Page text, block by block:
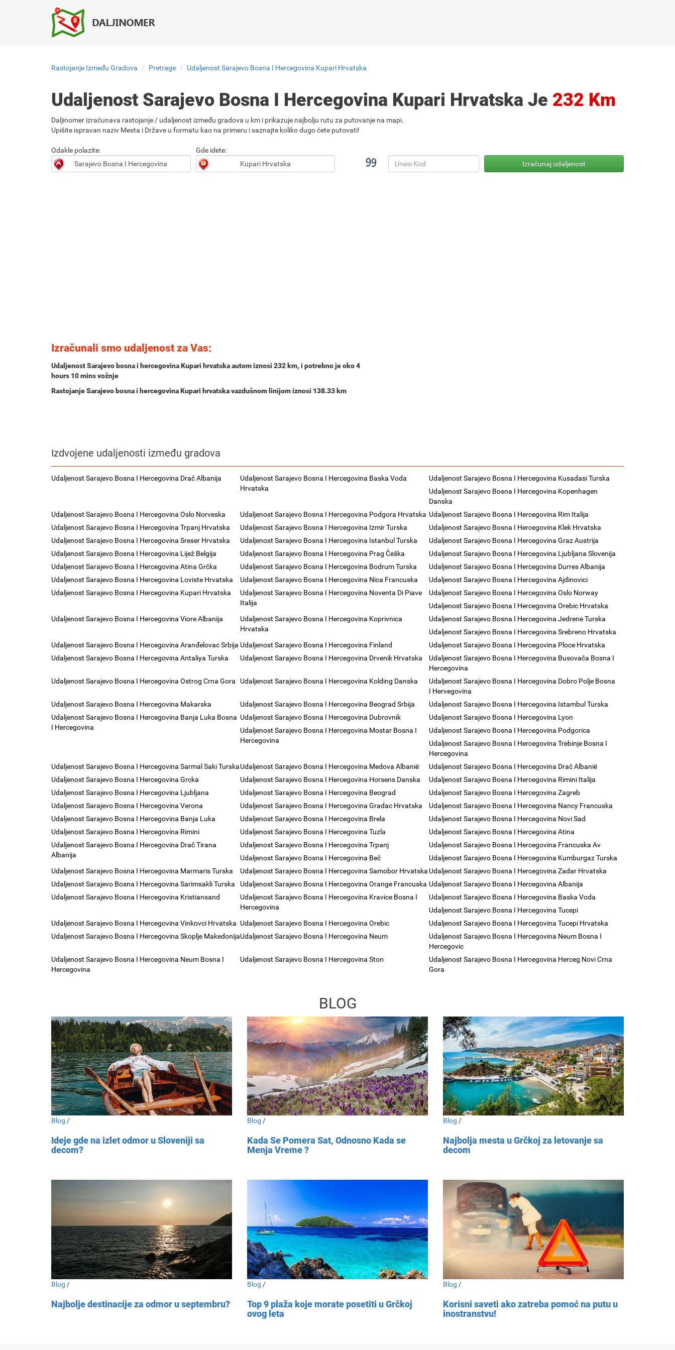
Rastojanje Između Gradova Pretrage Udaljenost Sarajevo Bosna I Hercegovina Kupari Hrvatska
Udaljenost Sarajevo Bosna I Hercegovina Kupari Hrvatska Je 232 Km
Daljinomer izračunava rastojanje / udaljenost između gradova u km i prikazuje najbolju rutu za putovanje na mapi.
Upišite ispravan naziv Mesta i Države u formatu kao na primeru i saznajte koliko dugo ćete putovati!
Odakle polazite: Gde idete:
Izračunali smo udaljenost za Vas:
Udaljenost Sarajevo bosna i hercegovina Kupari hrvatska autom iznosi 232 km, i potrebno je oko4
hours 10 minsvožnje
Rastojanje Sarajevo bosna i hercegovina Kupari hrvatska vazdušnom linijom iznosi 138.33 km
Izdvojene udaljenosti između gradova
Udaljenost Sarajevo Bosna I Hercegovina Drač Albanija
Udaljenost Sarajevo Bosna I Hercegovina Baska Voda
Hrvatska
Udaljenost Sarajevo Bosna I Hercegovina Kusadasi Turska
Udaljenost Sarajevo Bosna I Hercegovina Kopenhagen
Danska
Udaljenost Sarajevo Bosna I Hercegovina Oslo Norveska
Udaljenost Sarajevo Bosna I Hercegovina Podgora Hrvatska Udaljenost Sarajevo Bosna I Hercegovina Rim Italija
Udaljenost Sarajevo Bosna I Hercegovina Trpanj Hrvatska
Udaljenost Sarajevo Bosna I Hercegovina Izmir Turska
Udaljenost Sarajevo Bosna I Hercegovina Klek Hrvatska
Udaljenost Sarajevo Bosna I Hercegovina Sreser Hrvatska
Udaljenost Sarajevo Bosna I Hercegovina Istanbul Turska
Udaljenost Sarajevo Bosna I Hercegovina Graz Austrija
Udaljenost Sarajevo Bosna I Hercegovina Lijež Belgija
Udaljenost Sarajevo Bosna I Hercegovina Prag Češka
Udaljenost Sarajevo Bosna I Hercegovina Ljubljana Slovenija
Udaljenost Sarajevo Bosna I Hercegovina Atina Grčka
Udaljenost Sarajevo Bosna I Hercegovina Bodrum Turska
Udaljenost Sarajevo Bosna I Hercegovina Durres Albanija
Udaljenost Sarajevo Bosna I Hercegovina Loviste Hrvatska
Udaljenost Sarajevo Bosna I Hercegovina Nica Francuska
Udaljenost Sarajevo Bosna I Hercegovina Ajdinovici
Udaljenost Sarajevo Bosna I Hercegovina Kupari Hrvatska
Udaljenost Sarajevo Bosna I Hercegovina Noventa Di Piave
Italija
Udaljenost Sarajevo Bosna I Hercegovina Oslo Norway
Udaljenost Sarajevo Bosna I Hercegovina Orebic Hrvatska
Udaljenost Sarajevo Bosna I Hercegovina Viore Albanija
Udaljenost Sarajevo Bosna I Hercegovina Koprivnica
Hrvatska
Udaljenost Sarajevo Bosna I Hercegovina Jedrene Turska
Udaljenost Sarajevo Bosna I Hercegovina Srebreno Hrvatska
Udaljenost Sarajevo Bosna I Hercegovina Aranđelovac Srbija Udaljenost Sarajevo Bosna I Hercegovina Finland
Udaljenost Sarajevo Bosna I Hercegovina Ploce Hrvatska
Udaljenost Sarajevo Bosna I Hercegovina Antaliya Turska
Udaljenost Sarajevo Bosna I Hercegovina Drvenik Hrvatska
Udaljenost Sarajevo Bosna I Hercegovina Busovača Bosna I
Hercegovina
Udaljenost Sarajevo Bosna I Hercegovina Ostrog Crna Gora
Udaljenost Sarajevo Bosna I Hercegovina Kolding Danska
Udaljenost Sarajevo Bosna I Hercegovina Dobro Polje Bosna
I Hervegovina
Udaljenost Sarajevo Bosna I Hercegovina Makarska
Udaljenost Sarajevo Bosna I Hercegovina Beograd Srbija
Udaljenost Sarajevo Bosna I Hercegovina Istambul Turska
Udaljenost Sarajevo Bosna I Hercegovina Banja Luka Bosna
I Hercegovina
Udaljenost Sarajevo Bosna I Hercegovina Dubrovnik
Udaljenost Sarajevo Bosna I Hercegovina Lyon
Udaljenost Sarajevo Bosna I Hercegovina Mostar Bosna I
Hercegovina
Udaljenost Sarajevo Bosna I Hercegovina Podgorica
Udaljenost Sarajevo Bosna I Hercegovina Trebinje Bosna I
Hercegovina
Udaljenost Sarajevo Bosna I Hercegovina Sarmal Saki TurskaUdaljenost Sarajevo Bosna I Hercegovina Medova Albanië
Udaljenost Sarajevo Bosna I Hercegovina Drač Albanië
Udaljenost Sarajevo Bosna I Hercegovina Grcka
Udaljenost Sarajevo Bosna I Hercegovina Horsens Danska
Udaljenost Sarajevo Bosna I Hercegovina Rimini Italija
Udaljenost Sarajevo Bosna I Hercegovina Ljubljana
Udaljenost Sarajevo Bosna I Hercegovina Beograd
Udaljenost Sarajevo Bosna I Hercegovina Zagreb
Udaljenost Sarajevo Bosna I Hercegovina Verona
Udaljenost Sarajevo Bosna I Hercegovina Gradac Hrvatska
Udaljenost Sarajevo Bosna I Hercegovina Nancy Francuska
Udaljenost Sarajevo Bosna I Hercegovina Banja Luka
Udaljenost Sarajevo Bosna I Hercegovina Brela
Udaljenost Sarajevo Bosna I Hercegovina Novi Sad
Udaljenost Sarajevo Bosna I Hercegovina Rimini
Udaljenost Sarajevo Bosna I Hercegovina Tuzla
Udaljenost Sarajevo Bosna I Hercegovina Atina
Udaljenost Sarajevo Bosna I Hercegovina Drač Tirana
Albanija
Udaljenost Sarajevo Bosna I Hercegovina Trpanj
Udaljenost Sarajevo Bosna I Hercegovina Francuska Av
Udaljenost Sarajevo Bosna I Hercegovina Beč
Udaljenost Sarajevo Bosna I Hercegovina Kumburgaz Turska
Udaljenost Sarajevo Bosna I Hercegovina Marmaris Turska
Udaljenost Sarajevo Bosna I Hercegovina Samobor Hrvatska Udaljenost Sarajevo Bosna I Hercegovina Zadar Hrvatska
Udaljenost Sarajevo Bosna I Hercegovina Sarimsakli Turska
Udaljenost Sarajevo Bosna I Hercegovina Orange Francuska Udaljenost Sarajevo Bosna I Hercegovina Albanija
Udaljenost Sarajevo Bosna I Hercegovina Kristiansand
Udaljenost Sarajevo Bosna I Hercegovina Kravice Bosna I
Hercegovina
Udaljenost Sarajevo Bosna I Hercegovina Baska Voda
Udaljenost Sarajevo Bosna I Hercegovina Tucepi
Udaljenost Sarajevo Bosna I Hercegovina Vinkovci Hrvatska Udaljenost Sarajevo Bosna I Hercegovina Orebic
Udaljenost Sarajevo Bosna I Hercegovina Tucepi Hrvatska
Udaljenost Sarajevo Bosna I Hercegovina Skoplje MakedonijaUdaljenost Sarajevo Bosna I Hercegovina Neum
Udaljenost Sarajevo Bosna I Hercegovina Neum Bosna I
Hercegovic
Udaljenost Sarajevo Bosna I Hercegovina Neum Bosna I
Hercegovina
Udaljenost Sarajevo Bosna I Hercegovina Ston
Udaljenost Sarajevo Bosna I Hercegovina Herceg Novi Crna
Gora
BLOG
Blog /
Ideje gde na izlet odmor u Sloveniji sa
decom?
Blog /
Kada Se Pomera Sat, Odnosno Kada se
Menja Vreme ?
Blog /
Najbolja mesta u Grčkoj za letovanje sa
decom
Blog /
Najbolje destinacije za odmor u septembru?
Blog /
Top 9 plaža koje morate posetiti u Grčkoj
ovog leta
Blog /
Korisni saveti ako zatreba pomoć na putu u
inostranstvu!